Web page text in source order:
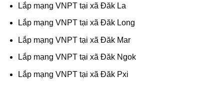
Lắp mạng VNPT tại xã Đăk La
Lắp mạng VNPT tại xã Đăk Long
Lắp mạng VNPT tại xã Đăk Mar
Lắp mạng VNPT tại xã Đăk Ngok
Lắp mạng VNPT tại xã Đăk Pxi